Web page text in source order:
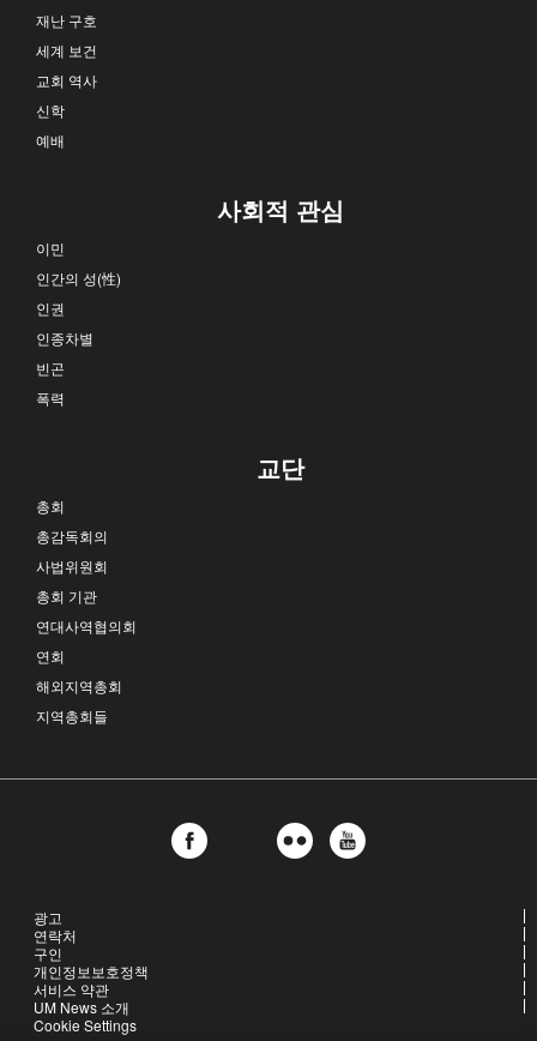
재난 구호
세계 보건
교회 역사
신학
예배
사회적 관심
이민
인간의 성(性)
인권
인종차별
빈곤
폭력
교단
총회
총감독회의
사법위원회
총회 기관
연대사역협의회
연회
해외지역총회
지역총회들
광고
연락처
구인
개인정보보호정책
서비스 약관
UM News 소개
Cookie Settings